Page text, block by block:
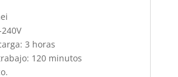
3 horas
120 minutos